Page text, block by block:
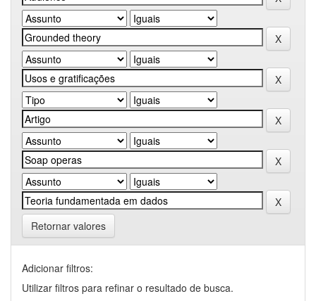
Retornar valores
Adicionar filtros:
Utilizar filtros para refinar o resultado de busca.